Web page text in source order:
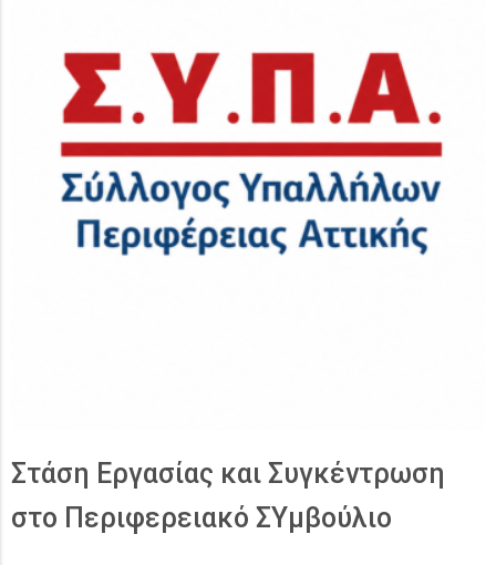
Στάση Εργασίας και Συγκέντρωση
στο Περιφερειακό ΣΥμβούλιο